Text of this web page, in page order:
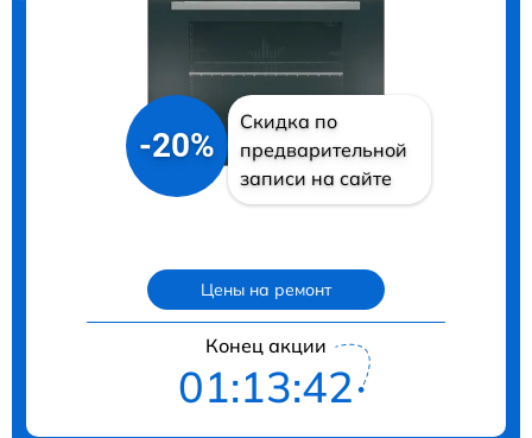
-20%
Скидка по
предварительной
записи на сайте
Цены на ремонт
Конец акции
01:13:40